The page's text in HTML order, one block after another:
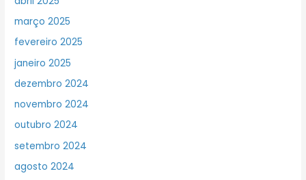
março 2025
fevereiro 2025
janeiro 2025
dezembro 2024
novembro 2024
outubro 2024
setembro 2024
agosto 2024